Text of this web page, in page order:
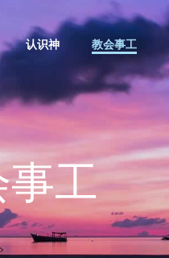
认识神 教会事工
工